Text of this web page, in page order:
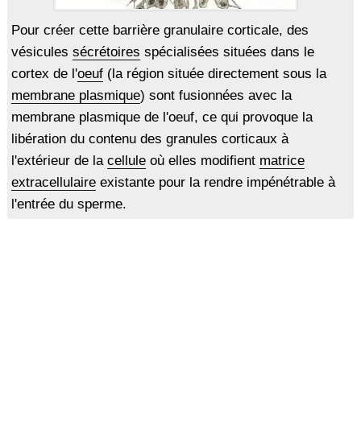
Pour créer cette barrière granulaire corticale, des
vésicules sécrétoires spécialisées situées dans le
cortex de l'oeuf(la région située directement sous la
membrane plasmique) sont fusionnées avec la
membrane plasmique de l'oeuf, ce qui provoque la
libération du contenu des granules corticaux à
l'extérieur de la celluleoù elles modifient matrice
extracellulaireexistante pour la rendre impénétrable à
l'entrée du sperme.